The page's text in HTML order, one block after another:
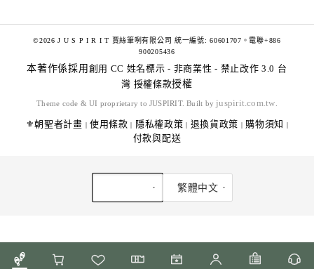
©2026 J U S P I R I T 賈絲筆咧有限公司 統一編號: 60601707。電聯+886
900205436
本著作係採用 創用 CC 姓名標示 - 非商業性 - 禁止改作 3.0 台
灣 授權條款授權
Theme code & UI proprietary to JUSPIRIT. Built by juspirit.com.tw
⚜️朝聖者計畫 | 使用條款 | 隱私權政策 | 退換貨政策 | 購物須知 |
付款與配送